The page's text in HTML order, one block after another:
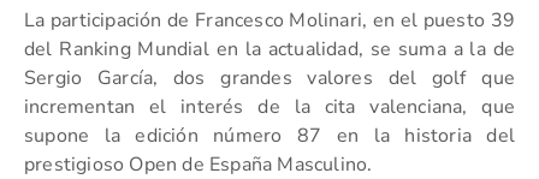
La participación de Francesco Molinari, en el puesto 39
del Ranking Mundial en la actualidad, se suma a la de
Sergio García, dos grandes valores del golf que
incrementan el interés de la cita valenciana, que
supone la edición número 87 en la historia del
prestigioso Open de España Masculino.